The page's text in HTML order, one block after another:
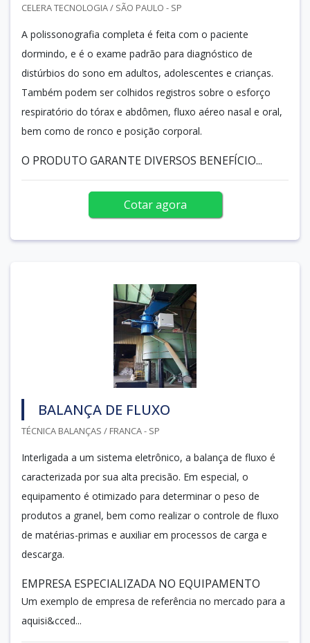
CELERA TECNOLOGIA / SÃO PAULO - SP
A polissonografia completa é feita com o paciente
dormindo, e é o exame padrão para diagnóstico de
distúrbios do sono em adultos, adolescentes e crianças.
Também podem ser colhidos registros sobre o esforço
respiratório do tórax e abdômen, fluxo aéreo nasal e oral,
bem como de ronco e posição corporal.
O PRODUTO GARANTE DIVERSOS BENEFÍCIO...
Cotar agora
BALANÇA DE FLUXO
TÉCNICA BALANÇAS / FRANCA - SP
Interligada a um sistema eletrônico, a balança de fluxo é
caracterizada por sua alta precisão. Em especial, o
equipamento é otimizado para determinar o peso de
produtos a granel, bem como realizar o controle de fluxo
de matérias-primas e auxiliar em processos de carga e
descarga.
EMPRESA ESPECIALIZADA NO EQUIPAMENTO
Um exemplo de empresa de referência no mercado para a
aquisi&cced...